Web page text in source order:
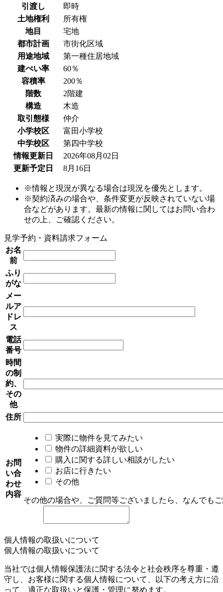
引渡し
即時
土地権利
所有権
地目
宅地
都市計画
市街化区域
用途地域
第一種住居地域
建ぺい率
60％
容積率
200％
階数
2階建
構造
木造
取引態様
仲介
小学校区
富田小学校
中学校区
第四中学校
情報更新日
2026年08月02日
更新予定日
8月16日
※情報と現況が異なる場合は現況を優先とします。
※契約済みの場合や、条件変更が反映されていない場
合などがあります。最新の情報に関してはお問い合わ
せの上、ご確認ください。
見学予約・資料請求フォーム
お名
前
ふり
がな
メー
ルア
ドレ
ス
電話
番号
時間
の制
約、
その
他
住所
お問
い合
わせ
内容
実際に物件を見てみたい
物件の詳細資料が欲しい
購入に関する詳しい相談がしたい
お店に行きたい
その他
その他の場合や、ご質問等ございましたら、なんでも
個人情報の取扱いについて
個人情報の取扱いについて
当社では個人情報保護法に関する法令と社会秩序を尊重・遵
守し、お客様に関する個人情報について、以下の考え方に沿
って、適正な取扱いと保護・管理に努めます。